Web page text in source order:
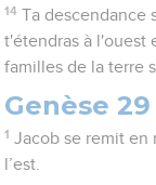
14 Ta descendance
t'étendras à l'ouest
familles de la terre
Genèse 29
1 Jacob se remit en
l’est.